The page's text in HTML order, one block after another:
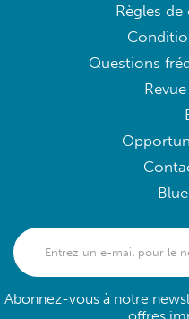
Règles
Questions
Abonnez-vous à notre
offres